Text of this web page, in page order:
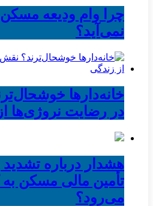
چرا وام ودیعه
نمی‌آید؟
خانه‌دارها
در رضایت نروژی‌ها
هشدار درباره تشدید
تأمین مالی مسکن
می‌رود؟